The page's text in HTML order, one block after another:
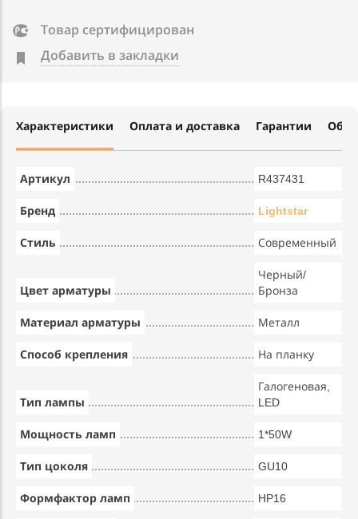
Товар сертифицирован
Добавить в закладки
Характеристики Оплата и доставка Гарантии
Артикул R437431
Бренд Lightstar
Стиль Современный
Цвет арматуры
Черный/
Бронза
Материал арматуры Металл
Способ крепления На планку
Тип лампы
Галогеновая,
LED
Мощность ламп 1*50W
Тип цоколя GU10
Формфактор ламп HP16